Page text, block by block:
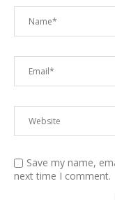
Save my name,
next time I comment.